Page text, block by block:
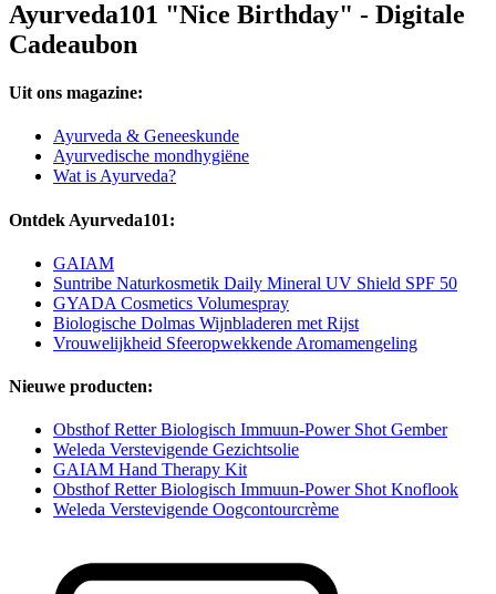
Ayurveda101 "Nice Birthday" - Digitale
Cadeaubon
Uit ons magazine:
Ayurveda & Geneeskunde
Ayurvedische mondhygiëne
Wat is Ayurveda?
Ontdek Ayurveda101:
GAIAM
Suntribe Naturkosmetik Daily Mineral UV Shield SPF 50
GYADA Cosmetics Volumespray
Biologische Dolmas Wijnbladeren met Rijst
Vrouwelijkheid Sfeeropwekkende Aromamengeling
Nieuwe producten:
Obsthof Retter Biologisch Immuun-Power Shot Gember
Weleda Verstevigende Gezichtsolie
GAIAM Hand Therapy Kit
Obsthof Retter Biologisch Immuun-Power Shot Knoflook
Weleda Verstevigende Oogcontourcrème